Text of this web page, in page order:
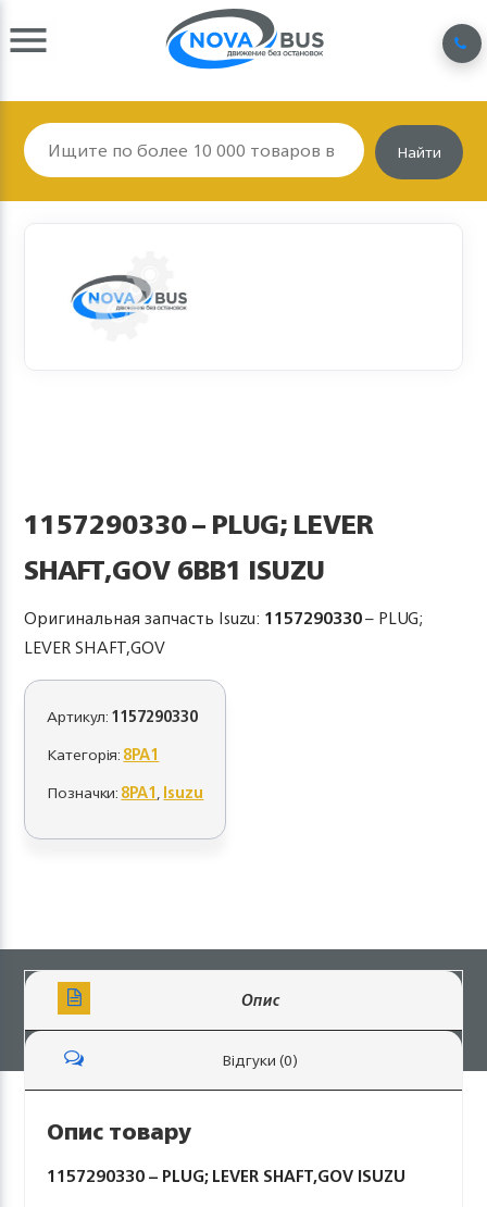
Найти
1157290330 – PLUG; LEVER
SHAFT,GOV 6BB1 ISUZU
Оригинальная запчасть Isuzu: 1157290330– PLUG;
LEVER SHAFT,GOV
Артикул:1157290330
Категорія:8PA1
Позначки:8PA1,Isuzu
Опис
Відгуки (0)
Опис товару
1157290330 – PLUG; LEVER SHAFT,GOV ISUZU